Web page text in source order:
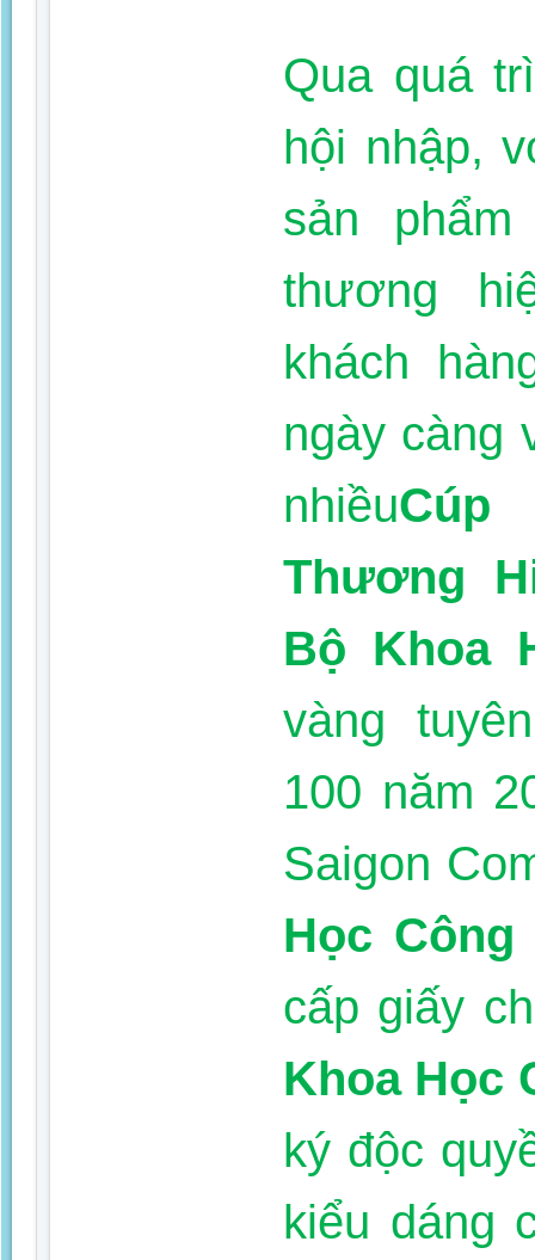
Qua quá
hội nhập,
sản phẩm
thương
khách
ngày càng
nhiềuCúp
Thương
Bộ Khoa
vàng
100 năm
Saigon
Học
cấp giấy
Khoa Học
ký độc
kiểu dáng